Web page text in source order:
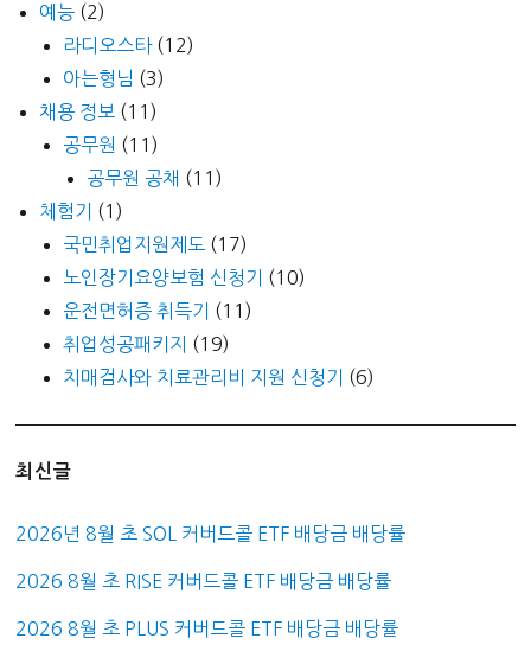
예능 (2)
라디오스타(12)
아는형님 (3)
채용 정보 (11)
공무원 (11)
공무원 공채 (11)
체험기
(1)
국민취업지원제도 (17)
노인장기요양보험 신청기
(10)
운전면허증 취득기
(11)
취업성공패키지
(19)
치매검사와 치료관리비 지원 신청기
(6)
최신글
2026년 8월 초 SOL 커버드콜 ETF 배당금 배당률
2026 8월 초 RISE 커버드콜 ETF 배당금 배당률
2026 8월 초 PLUS 커버드콜 ETF 배당금 배당률